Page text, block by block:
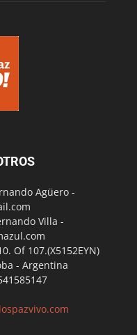
Agüero -
Villa -
Of 107.(X5152EYN)
- Argentina